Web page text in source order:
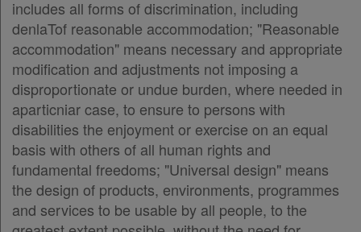
includes all forms of discrimination, including
denlaTof reasonable accommodation; "Reasonable
accommodation" means necessary and appropriate
modification and adjustments not imposing a
disproportionate or undue burden, where needed in
aparticniar case, to ensure to persons with
disabilities the enjoyment or exercise on an equal
basis with others of all human rights and
fundamental freedoms; "Universal design" means
the design of products, environments, programmes
and services to be usable by all people, to the